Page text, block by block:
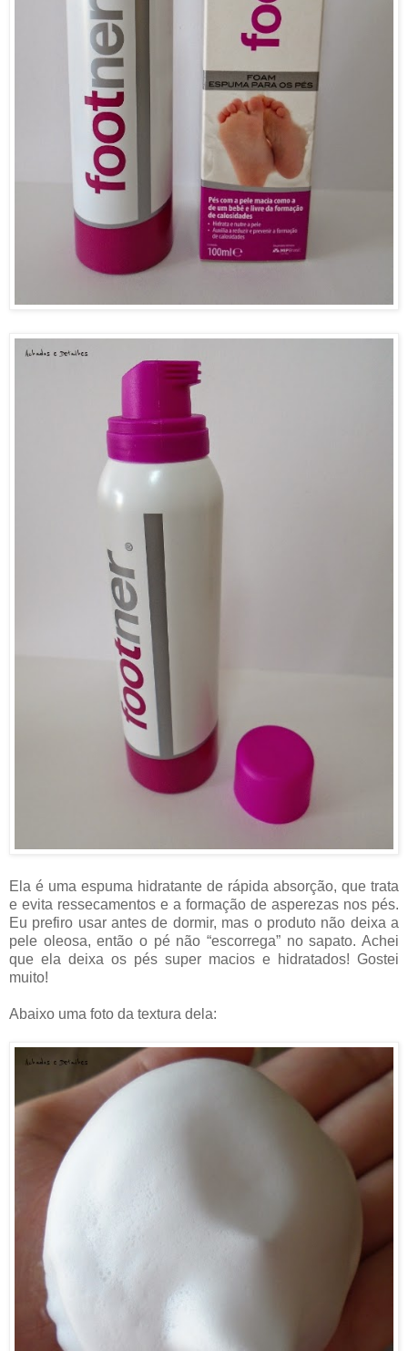
Ela é uma espuma hidratante de rápida absorção, que trata
e evita ressecamentos e a formação de asperezas nos pés.
Eu prefiro usar antes de dormir, mas o produto não deixa a
pele oleosa, então o pé não “escorrega” no sapato. Achei
que ela deixa os pés super macios e hidratados! Gostei
muito!
Abaixo uma foto da textura dela: